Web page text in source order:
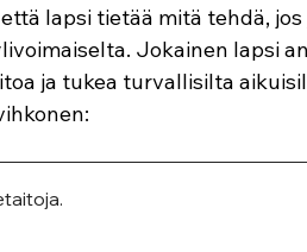
lapsi tietää mitä tehdä,
Jokainen lapsi
ja tukea turvallisilta
.